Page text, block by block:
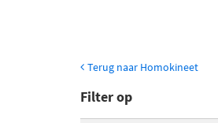
Terug naar Homokineet
Filter op